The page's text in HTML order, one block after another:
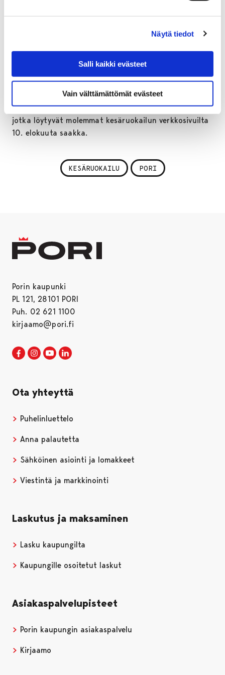
Näytä tiedot
Salli kaikki evästeet
Vain välttämättömät evästeet
Kesäruokailusta kerätään nyt kokemuksia ja
Otavassa, Laviassa, Vähäraumalla, Noormarkussa,
Pihlavassa, Itätuulessa tai Kaarisillassa? Kuulemme
mielellämme kokemuksianne ja palautettanne. Lapsille
ja nuorille sekä huoltajille on omat palautekyselynsä,
jotka löytyvät molemmat kesäruokailun verkkosivuilta
10. elokuuta saakka.
KESÄRUOKAILU PORI
Porin kaupunki
PL 121, 28101 PORI
Puh. 02 621 1100
kirjaamo@pori.fi
Porin kaupunki Facebookissa
Avautuu uudessa välilehdessä
Porin kaupunki Instagramissa
Avautuu uudessa välilehdessä
Porin kaupunki Youtubessa
Avautuu uudessa välilehdessä
Ota yhteyttä
Puhelinluettelo
Anna palautetta
Sähköinen asiointi ja lomakkeet
Viestintä ja markkinointi
Laskutus ja maksaminen
Lasku kaupungilta
Kaupungille osoitetut laskut
Asiakaspalvelupisteet
Porin kaupungin asiakaspalvelu
Kirjaamo